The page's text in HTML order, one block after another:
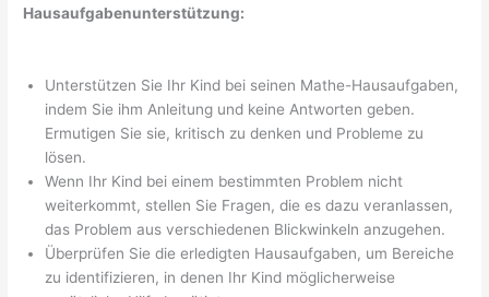
Hausaufgabenunterstützung:
Unterstützen Sie Ihr Kind bei seinen Mathe-Hausaufgaben,
indem Sie ihm Anleitung und keine Antworten geben.
Ermutigen Sie sie, kritisch zu denken und Probleme zu
lösen.
Wenn Ihr Kind bei einem bestimmten Problem nicht
weiterkommt, stellen Sie Fragen, die es dazu veranlassen,
das Problem aus verschiedenen Blickwinkeln anzugehen.
Überprüfen Sie die erledigten Hausaufgaben, um Bereiche
zu identifizieren, in denen Ihr Kind möglicherweise